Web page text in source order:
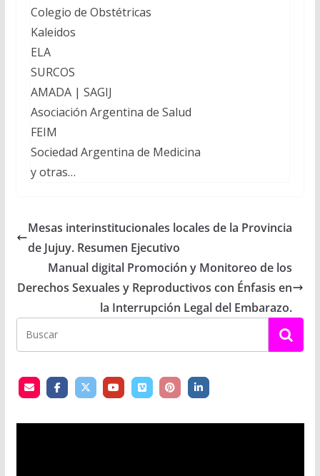
Colegio de Obstétricas
Kaleidos
ELA
SURCOS
AMADA | SAGIJ
Asociación Argentina de Salud
FEIM
Sociedad Argentina de Medicina
y otras…
Mesas interinstitucionales locales de la Provincia
de Jujuy. Resumen Ejecutivo
Manual digital Promoción y Monitoreo de los
Derechos Sexuales y Reproductivos con Énfasis en
la Interrupción Legal del Embarazo.